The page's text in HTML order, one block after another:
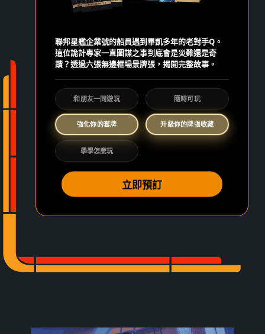
聯邦星艦企業號的船員遇到畢凱多年的老對手Q。
這位詭計專家一直圖謀之事到底會是災難還是奇
蹟？透過六張無邊框場景牌張，揭開完整故事。
和朋友一同遊玩 隨時可玩
強化你的套牌 升級你的牌張收藏
學學怎麼玩
立即預訂